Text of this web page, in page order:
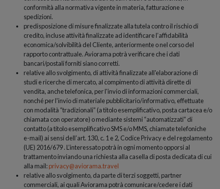
conformità alla normativa vigente in materia, fatturazione e
spedizioni.
predisposizione di misure finalizzate alla tutela contro il rischio di
credito, incluse attività finalizzate ad identificare l’affidabilità
economica/solvibilità del Cliente, anteriormente o nel corso del
rapporto contrattuale. Aviorama potrà verificare che i dati
bancari/postali forniti siano corretti.
relative allo svolgimento, di attività finalizzate all'elaborazione di
studi e ricerche di mercato, al compimento di attività dirette di
vendita, anche telefonica, per l'invio di informazioni commerciali,
nonché per l'invio di materiale pubblicitario/informativo, effettuate
con modalità “tradizionali” (a titolo esemplificativo, posta cartacea e/o
chiamata con operatore) o mediante sistemi “automatizzati” di
contatto (a titolo esemplificativo SMS e/o MMS, chiamate telefoniche
e-mail) ai sensi dell’art. 130, c. 1 e 2, Codice Privacy e del regolamento
(UE) 2016/679 . L’interessato potrà in ogni momento opporsi al
trattamento inviando una richiesta alla casella di posta dedicata di cui
alla mail:privacy@aviorama.travel
relative allo svolgimento, da parte di terzi soggetti, partner
commerciali, ai quali Aviorama potrà comunicare/cedere i dati